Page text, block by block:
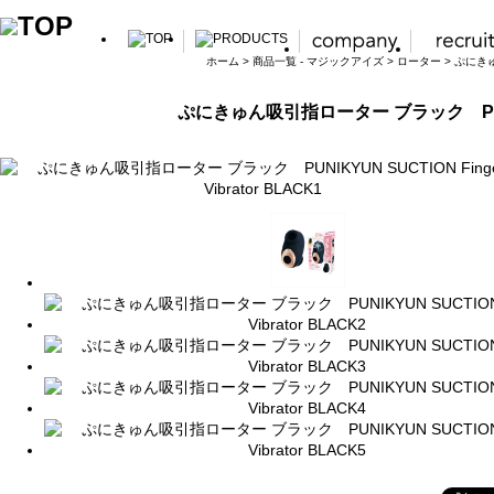
ホーム > 商品一覧 - マジックアイズ > ローター > ぷにき
ぷにきゅん吸引指ローター ブラック